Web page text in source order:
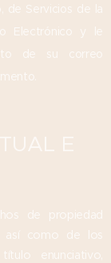
de Servicios de la
Electrónico y le
de su correo
de propiedad
así como de los
enunciativo,